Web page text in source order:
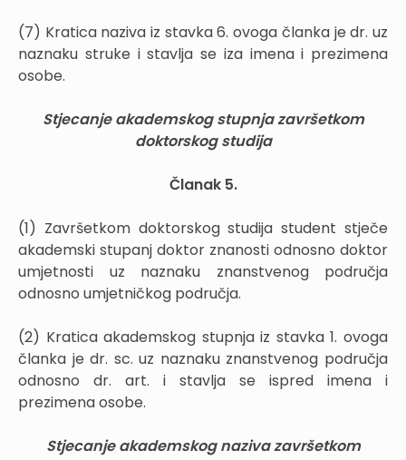
(7) Kratica naziva iz stavka 6. ovoga članka je dr. uz
naznaku struke i stavlja se iza imena i prezimena
osobe.
Stjecanje akademskog stupnja završetkom
doktorskog studija
Članak 5.
(1) Završetkom doktorskog studija student stječe
akademski stupanj doktor znanosti odnosno doktor
umjetnosti uz naznaku znanstvenog područja
odnosno umjetničkog područja.
(2) Kratica akademskog stupnja iz stavka 1. ovoga
članka je dr. sc. uz naznaku znanstvenog područja
odnosno dr. art. i stavlja se ispred imena i
prezimena osobe.
Stjecanje akademskog naziva završetkom